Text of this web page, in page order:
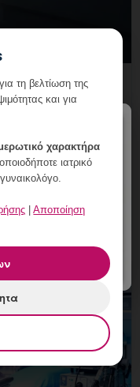
Ετικέτες
στα 40+:
σαφές
τη βελτίωση της
και για
χαρακτήρα
ιατρικό
|Αποποίηση